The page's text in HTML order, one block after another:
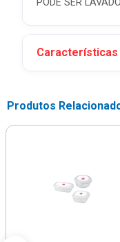
PODE SER
Características
Produtos